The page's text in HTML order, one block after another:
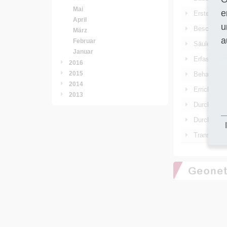
Mai
April
März
Februar
Januar
2016
2015
2014
2013
Erstellen
Erfassung
Errichtung
Transport